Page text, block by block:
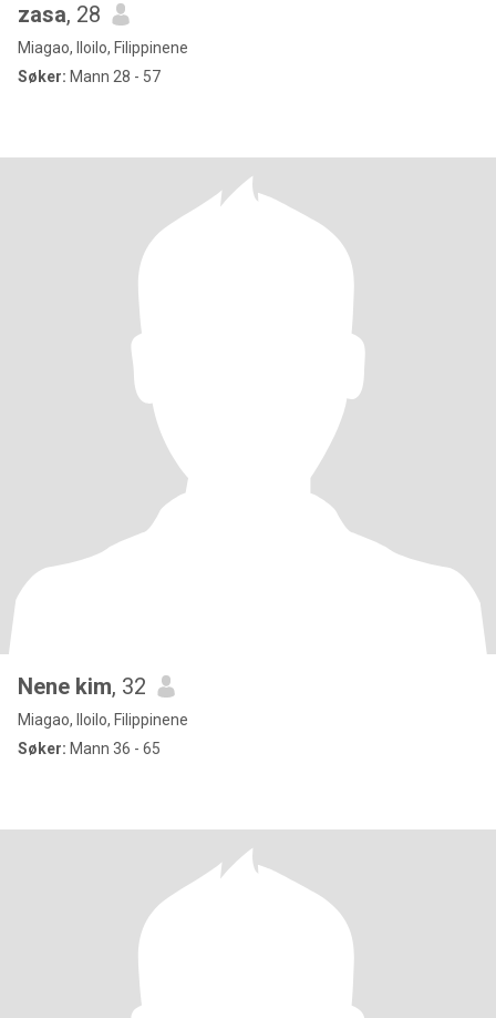
zasa, 28
Miagao, Iloilo, Filippinene
Søker: Mann 28 - 57
Nene kim, 32
Miagao, Iloilo, Filippinene
Søker: Mann 36 - 65